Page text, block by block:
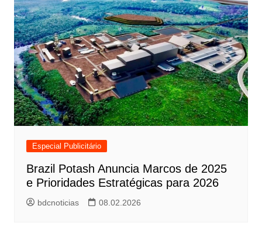
Especial Publicitário
Brazil Potash Anuncia Marcos de 2025
e Prioridades Estratégicas para 2026
bdcnoticias 08.02.2026